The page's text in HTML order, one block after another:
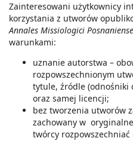
Zainteresowani użytkownicy
korzystania z utworów
Annales Missiologici
warunkami:
uznanie autorstwa –
rozpowszechnionym
tytule, źródle (odnośniki
oraz samej licencji;
bez tworzenia utworów
zachowany w
twórcy rozpowszechniać